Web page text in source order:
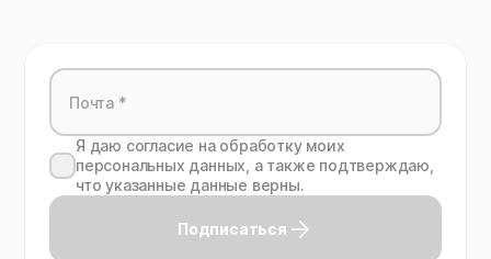
Я даю согласие на обработку моих
персональных данных, а также подтверждаю,
что указанные данные верны.
Подписаться